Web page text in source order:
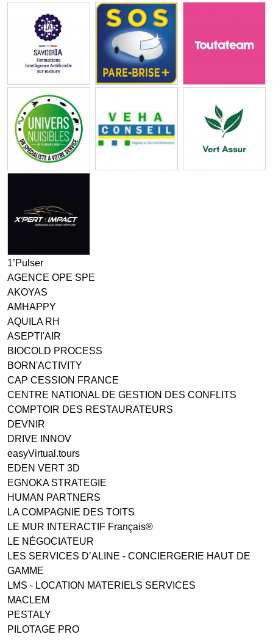
1’Pulser
AGENCE OPE SPE
AKOYAS
AMHAPPY
AQUILA RH
ASEPTI'AIR
BIOCOLD PROCESS
BORN'ACTIVITY
CAP CESSION FRANCE
CENTRE NATIONAL DE GESTION DES CONFLITS
COMPTOIR DES RESTAURATEURS
DEVNIR
DRIVE INNOV
easyVirtual.tours
EDEN VERT 3D
EGNOKA STRATEGIE
HUMAN PARTNERS
LA COMPAGNIE DES TOITS
LE MUR INTERACTIF Français®
LE NÉGOCIATEUR
LES SERVICES D’ALINE - CONCIERGERIE HAUT DE
GAMME
LMS - LOCATION MATERIELS SERVICES
MACLEM
PESTALY
PILOTAGE PRO